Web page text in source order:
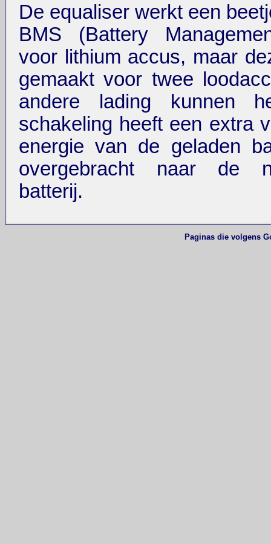
De equaliser werkt een
BMS (Battery
voor lithium accus, maar
gemaakt voor twee
andere lading kunnen
schakeling heeft een extra
energie van de geladen
overgebracht naar de
batterij.
Paginas die volgens